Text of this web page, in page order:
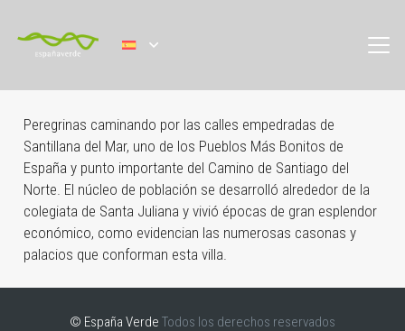
Peregrinas caminando por las calles empedradas de
Santillana del Mar, uno de los Pueblos Más Bonitos de
España y punto importante del Camino de Santiago del
Norte. El núcleo de población se desarrolló alrededor de la
colegiata de Santa Juliana y vivió épocas de gran esplendor
económico, como evidencian las numerosas casonas y
palacios que conforman esta villa.
© España Verde Todos los derechos reservados